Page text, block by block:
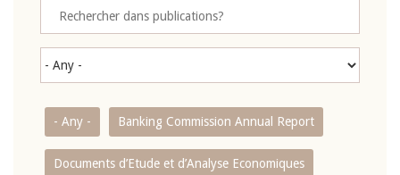
- Any - Banking Commission Annual Report
Documents d’Etude et d’Analyse Economiques